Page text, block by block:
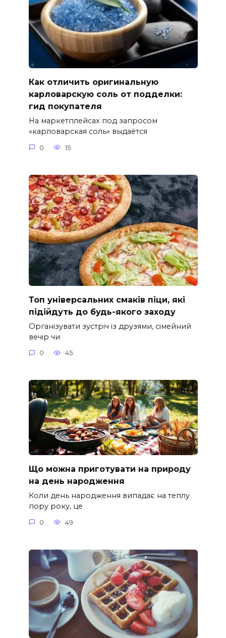
Как отличить оригинальную
карловарскую соль от подделки:
гид покупателя
На маркетплейсах под запросом
«карловарская соль» выдаётся
0 15
Топ універсальних смаків піци, які
підійдуть до будь-якого заходу
Організувати зустріч із друзями, сімейний
вечір чи
0 45
Що можна приготувати на природу
на день народження
Коли день народження випадає на теплу
пору року, це
0 49